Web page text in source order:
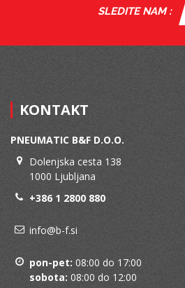
SLEDITE NAM :
KONTAKT
PNEUMATIC B&F D.O.O.
Dolenjska cesta 138
1000 Ljubljana
+386 1 2800 880
info@b-f.si
pon-pet: 08:00 do 17:00
sobota: 08:00 do 12:00